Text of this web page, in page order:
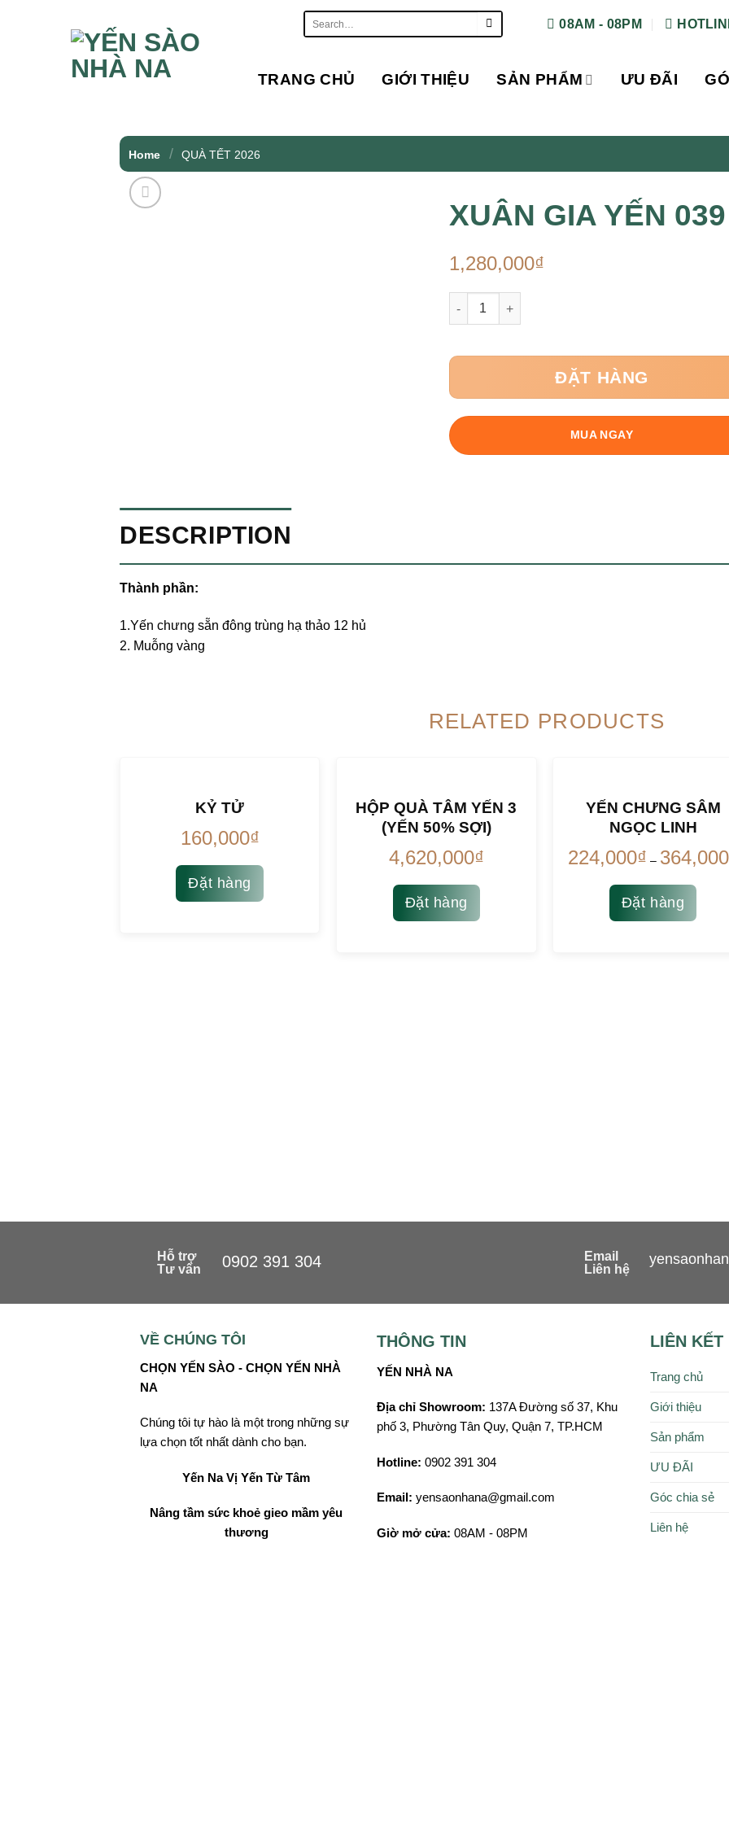
08AM - 08PM
TRANG CHỦ GIỚI THIỆU SẢN PHẨM ƯU ĐÃI
Home / QUÀ TẾT 2026
XUÂN GIA YẾN 039
1,280,000₫
XUÂN GIA YẾN 039 quantity
ĐẶT HÀNG
MUA NGAY
DESCRIPTION
Thành phần:
1.Yến chưng sẵn đông trùng hạ thảo 12 hủ
2. Muỗng vàng
RELATED PRODUCTS
KỶ TỬ
160,000₫
Đặt hàng
HỘP QUÀ TÂM YẾN 3
(YẾN 50% SỢI)
4,620,000₫
Đặt hàng
YẾN CHƯNG SÂM
NGỌC LINH
224,000₫ – 364,000
Đặt hàng
Hỗ trợ
Tư vấn
0902 391 304
Email
Liên hệ
VỀ CHÚNG TÔI
CHỌN YẾN SÀO - CHỌN YẾN NHÀ
NA
Chúng tôi tự hào là một trong những sự
lựa chọn tốt nhất dành cho bạn.
Yến Na Vị Yến Từ Tâm
Nâng tầm sức khoẻ gieo mầm yêu
thương
THÔNG TIN
YẾN NHÀ NA
Địa chỉ Showroom: 137A Đường số 37, Khu
phố 3, Phường Tân Quy, Quận 7, TP.HCM
Hotline: 0902 391 304
Email: yensaonhana@gmail.com
Giờ mở cửa: 08AM - 08PM
LIÊN KẾT
Trang chủ
Giới thiệu
Sản phẩm
ƯU ĐÃI
Góc chia sẻ
Liên hệ